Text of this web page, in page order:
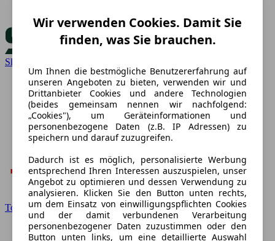
Skoda
Toyota
Wir verwenden Cookies. Damit Sie
finden, was Sie brauchen.
Um Ihnen die bestmögliche Benutzererfahrung auf
unseren Angeboten zu bieten, verwenden wir und
Drittanbieter Cookies und andere Technologien
(beides gemeinsam nennen wir nachfolgend:
„Cookies"), um Geräteinformationen und
personenbezogene Daten (z.B. IP Adressen) zu
speichern und darauf zuzugreifen.
Dadurch ist es möglich, personalisierte Werbung
entsprechend Ihren Interessen auszuspielen, unser
Angebot zu optimieren und dessen Verwendung zu
analysieren. Klicken Sie den Button unten rechts,
um dem Einsatz von einwilligungspflichten Cookies
und der damit verbundenen Verarbeitung
personenbezogener Daten zuzustimmen oder den
Button unten links, um eine detaillierte Auswahl